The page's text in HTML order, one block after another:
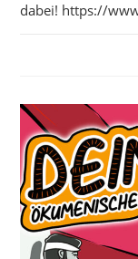
dabei! https://